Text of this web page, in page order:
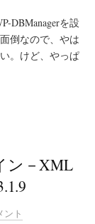
DBManagerを設
倒なので、やは
。けど、やっぱ
ン－XML
ント